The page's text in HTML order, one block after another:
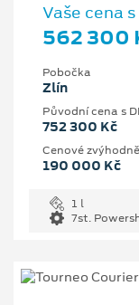
Vaše cena s
562 300
Pobočka
Zlín
Původní cena s
752 300 Kč
Cenové
190 000 Kč
1 l
7st.